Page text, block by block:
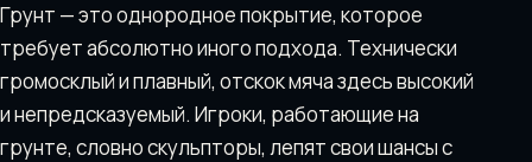
Грунт — это однородное покрытие, которое
требует абсолютно иного подхода. Технически
громосклый и плавный, отскок мяча здесь высокий
и непредсказуемый. Игроки, работающие на
грунте, словно скульпторы, лепят свои шансы с